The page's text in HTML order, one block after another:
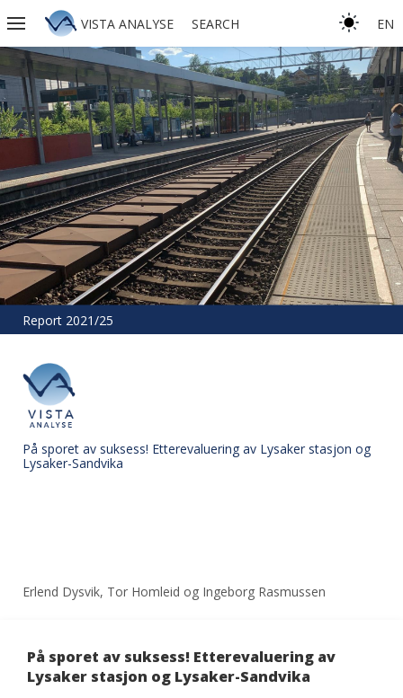
VISTA ANALYSE SEARCH EN
Report 2021/25
På sporet av suksess! Etterevaluering av Lysaker stasjon og
Lysaker-Sandvika
Erlend Dysvik, Tor Homleid og Ingeborg Rasmussen
På sporet av suksess! Etterevaluering av
Lysaker stasjon og Lysaker-Sandvika